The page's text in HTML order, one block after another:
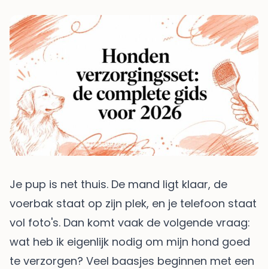
Je pup is net thuis. De mand ligt klaar, de
voerbak staat op zijn plek, en je telefoon staat
vol foto's. Dan komt vaak de volgende vraag:
wat heb ik eigenlijk nodig om mijn hond goed
te verzorgen? Veel baasjes beginnen met een